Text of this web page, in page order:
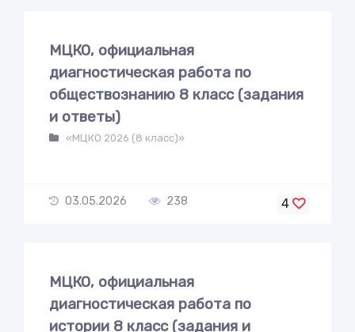
МЦКО, официальная
диагностическая работа по
обществознанию 8 класс (задания
и ответы)
«МЦКО 2026 (8 класс)»
03.05.2026 238 4
МЦКО, официальная
диагностическая работа по
истории 8 класс (задания и